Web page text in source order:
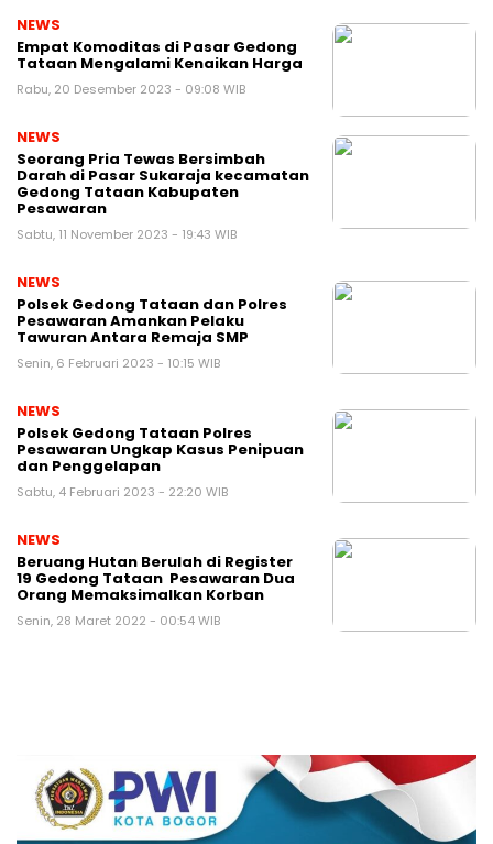
NEWS
Empat Komoditas di Pasar Gedong
Tataan Mengalami Kenaikan Harga
Rabu, 20 Desember 2023 - 09:08 WIB
NEWS
Seorang Pria Tewas Bersimbah
Darah di Pasar Sukaraja kecamatan
Gedong Tataan Kabupaten
Pesawaran
Sabtu, 11 November 2023 - 19:43 WIB
NEWS
Polsek Gedong Tataan dan Polres
Pesawaran Amankan Pelaku
Tawuran Antara Remaja SMP
Senin, 6 Februari 2023 - 10:15 WIB
NEWS
Polsek Gedong Tataan Polres
Pesawaran Ungkap Kasus Penipuan
dan Penggelapan
Sabtu, 4 Februari 2023 - 22:20 WIB
NEWS
Beruang Hutan Berulah di Register
19 Gedong Tataan Pesawaran Dua
Orang Memaksimalkan Korban
Senin, 28 Maret 2022 - 00:54 WIB